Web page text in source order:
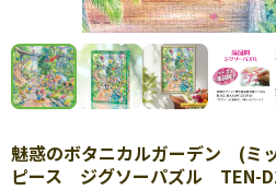
魅惑のボタニカルガーデン (ミ
ピース ジグソーパズル TEN-